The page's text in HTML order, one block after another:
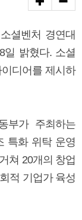
셜벤처 경연대
일 밝혔다. 소셜
디어를 제시하
부가 주최하는
특화 위탁 운영
쳐 20개의 창업
적 기업가 육성